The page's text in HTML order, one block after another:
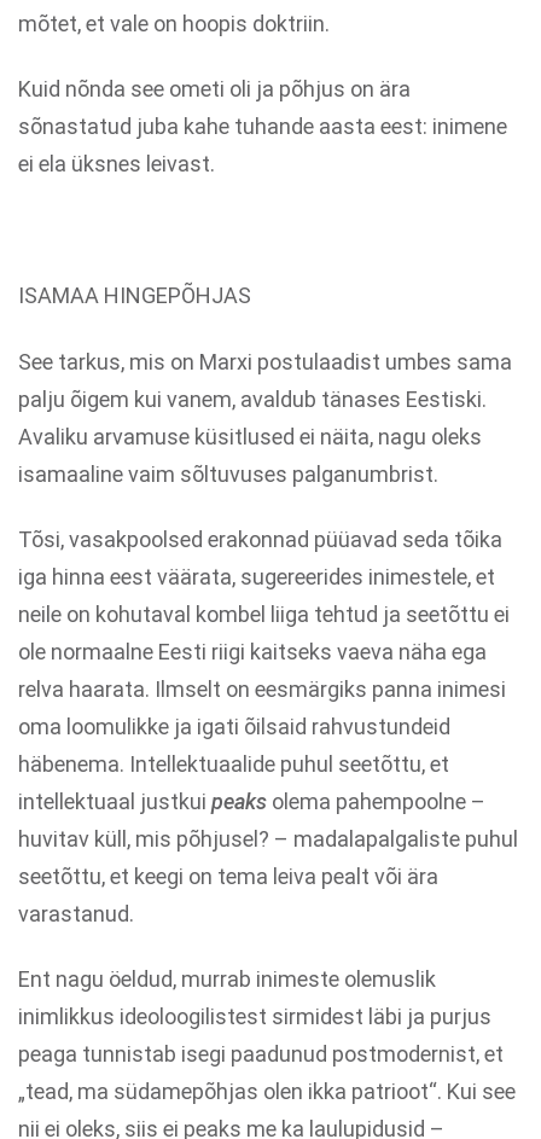
mõtet, et vale on hoopis doktriin.
Kuid nõnda see ometi oli ja põhjus on ära
sõnastatud juba kahe tuhande aasta eest: inimene
ei ela üksnes leivast.
ISAMAA HINGEPÕHJAS
See tarkus, mis on Marxi postulaadist umbes sama
palju õigem kui vanem, avaldub tänases Eestiski.
Avaliku arvamuse küsitlused ei näita, nagu oleks
isamaaline vaim sõltuvuses palganumbrist.
Tõsi, vasakpoolsed erakonnad püüavad seda tõika
iga hinna eest väärata, sugereerides inimestele, et
neile on kohutaval kombel liiga tehtud ja seetõttu ei
ole normaalne Eesti riigi kaitseks vaeva näha ega
relva haarata. Ilmselt on eesmärgiks panna inimesi
oma loomulikke ja igati õilsaid rahvustundeid
häbenema. Intellektuaalide puhul seetõttu, et
intellektuaal justkui peaks olema pahempoolne –
huvitav küll, mis põhjusel? – madalapalgaliste puhul
seetõttu, et keegi on tema leiva pealt või ära
varastanud.
Ent nagu öeldud, murrab inimeste olemuslik
inimlikkus ideoloogilistest sirmidest läbi ja purjus
peaga tunnistab isegi paadunud postmodernist, et
„tead, ma südamepõhjas olen ikka patrioot“. Kui see
nii ei oleks, siis ei peaks me ka laulupidusid –